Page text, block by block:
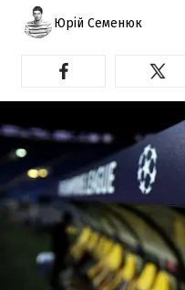
Юрій Семенюк